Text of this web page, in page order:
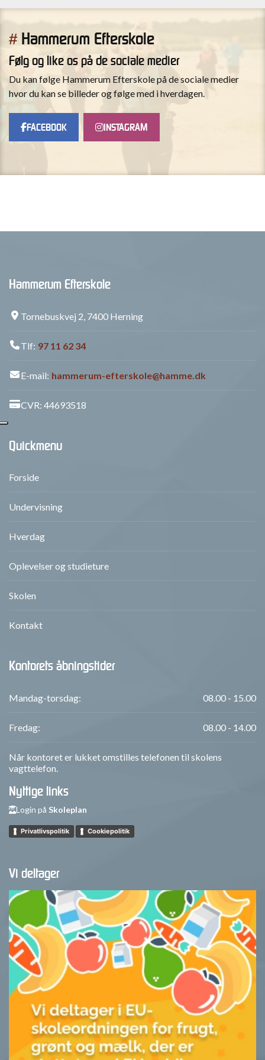
# Hammerum Efterskole
Følg og like os på de sociale medier
Du kan følge Hammerum Efterskole på de sociale medier
hvor du kan se billeder og følge med i hverdagen.
FACEBOOK INSTAGRAM
Hammerum Efterskole
Tornebuskvej 2, 7400 Herning
Tlf: 97 11 62 34
E-mail: hammerum-efterskole@hamme.dk
CVR: 44693518
Quickmenu
Forside
Undervisning
Hverdag
Oplevelser og studieture
Skolen
Kontakt
Kontorets åbningstider
Mandag-torsdag: 08.00 - 15.00
Fredag: 08.00 - 14.00
Når kontoret er lukket omstilles telefonen til skolens
vagttelefon.
Nyttige links
Login på Skoleplan
Privatlivspolitik Cookiepolitik
Vi deltager